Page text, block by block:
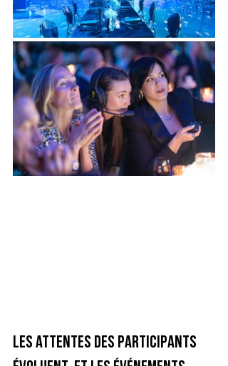
Les attentes des participants